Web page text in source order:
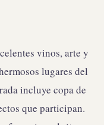
vinos, arte y
lugares del
incluye copa de
que participan.